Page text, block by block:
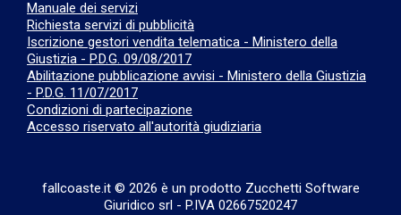
Manuale dei servizi
Richiesta servizi di pubblicità
Iscrizione gestori vendita telematica - Ministero della
Giustizia - P.D.G. 09/08/2017
Abilitazione pubblicazione avvisi - Ministero della Giustizia
- P.D.G. 11/07/2017
Condizioni di partecipazione
Accesso riservato all'autorità giudiziaria
fallcoaste.it © 2026 è un prodotto Zucchetti Software
Giuridico srl - P.IVA 02667520247